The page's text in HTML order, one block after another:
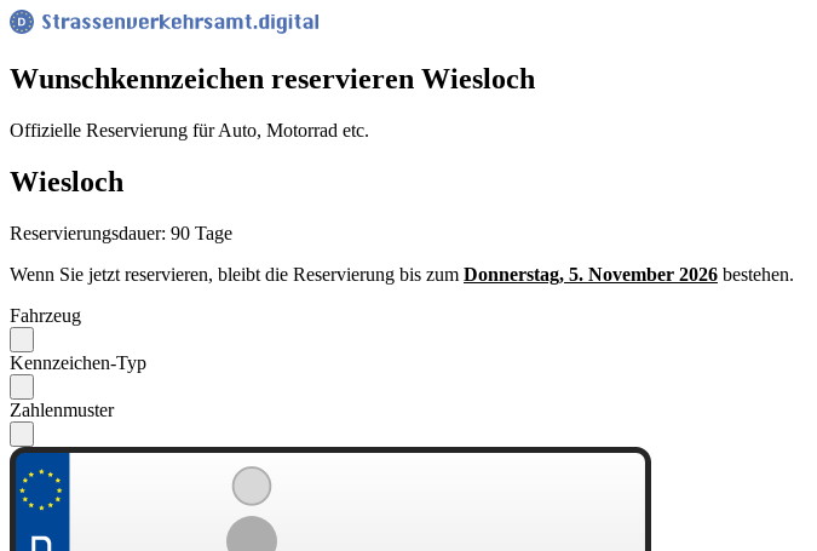
Wunsch­kennzeichen reservieren Wiesloch
Offizielle Reservierung für Auto, Motorrad etc.
Wiesloch
Reservierungsdauer: 90 Tage
Wenn Sie jetzt reservieren, bleibt die Reservierung bis zum Donnerstag, 5. November 2026 bestehen.
Fahrzeug
Kennzeichen-Typ
Zahlenmuster